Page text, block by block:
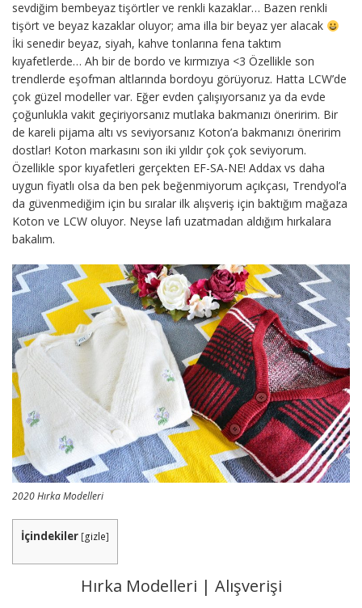
sevdiğim bembeyaz tişörtler ve renkli kazaklar… Bazen renkli
tişört ve beyaz kazaklar oluyor; ama illa bir beyaz yer alacak
İki senedir beyaz, siyah, kahve tonlarına fena taktım
kıyafetlerde… Ah bir de bordo ve kırmızıya <3 Özellikle son
trendlerde eşofman altlarında bordoyu görüyoruz. Hatta LCW’de
çok güzel modeller var. Eğer evden çalışıyorsanız ya da evde
çoğunlukla vakit geçiriyorsanız mutlaka bakmanızı öneririm. Bir
de kareli pijama altı vs seviyorsanız Koton’a bakmanızı öneririm
dostlar! Koton markasını son iki yıldır çok çok seviyorum.
Özellikle spor kıyafetleri gerçekten EF-SA-NE! Addax vs daha
uygun fiyatlı olsa da ben pek beğenmiyorum açıkçası, Trendyol’a
da güvenmediğim için bu sıralar ilk alışveriş için baktığım mağaza
Koton ve LCW oluyor. Neyse lafı uzatmadan aldığım hırkalara
bakalım.
2020 Hırka Modelleri
İçindekiler [gizle]
Hırka Modelleri | Alışverişi